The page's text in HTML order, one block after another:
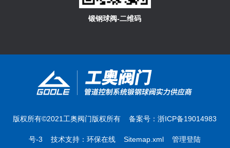
锻钢球阀-二维码
版权所有©2021工奥阀门版权所有 备案号：浙ICP备19014983
号-3 技术支持：环保在线 Sitemap.xml 管理登陆